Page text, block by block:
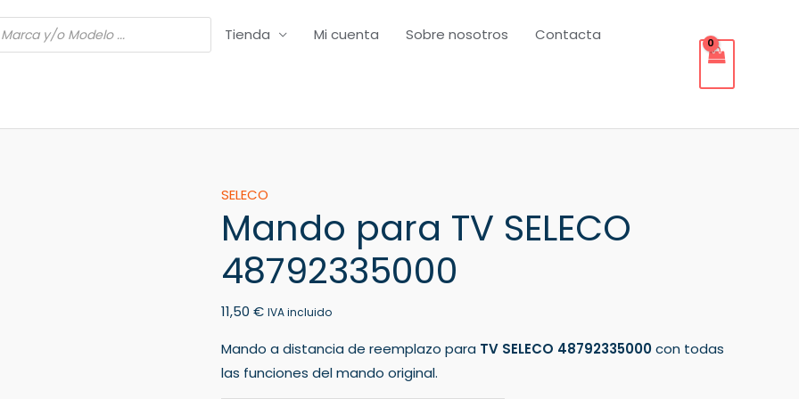
Tienda Mi cuenta Sobre nosotros Contacta
SELECO
Mando para TV SELECO
48792335000
11,50 € IVA incluido
Mando a distancia de reemplazo para TV SELECO 48792335000con todas
las funciones del mando original.
Mando
para
TV
SELECO
cantidad